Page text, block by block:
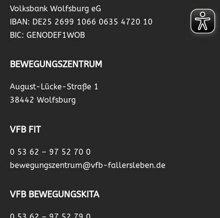
Volksbank Wolfsburg eG
IBAN: DE25 2699 1066 0635 4720 10
BIC: GENODEF1WOB
BEWEGUNGSZENTRUM
August-Lücke-Straße 1
38442 Wolfsburg
VFB FIT
0 53 62 – 97 52 70 0
bewegungszentrum@vfb-fallersleben.de
VFB BEWEGUNGSKITA